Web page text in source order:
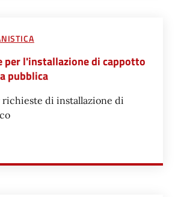
per l'installazione di cappotto
pubblica
di installazione di
PER L'INSTALLAZIONE